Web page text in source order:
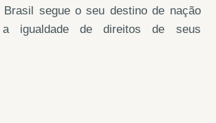
Brasil segue o seu destino de nação
igualdade de direitos de seus